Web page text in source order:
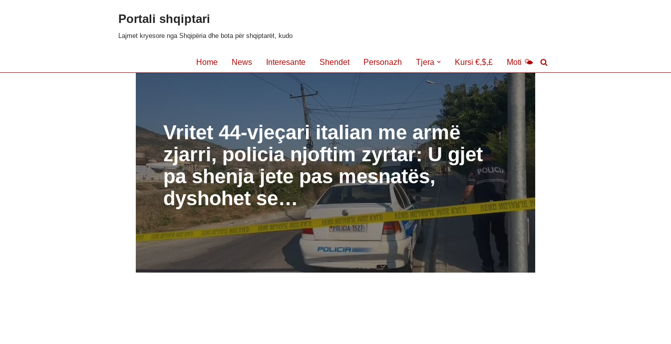
Portali shqiptari
Lajmet kryesore nga Shqipëria dhe bota për shqiptarët, kudo
Home News Interesante Shendet Personazh Tjera Kursi €,$,£ Moti 🌤
Vritet 44-vjeçari italian me armë
zjarri, policia njoftim zyrtar: U gjet
pa shenja jete pas mesnatës,
dyshohet se…